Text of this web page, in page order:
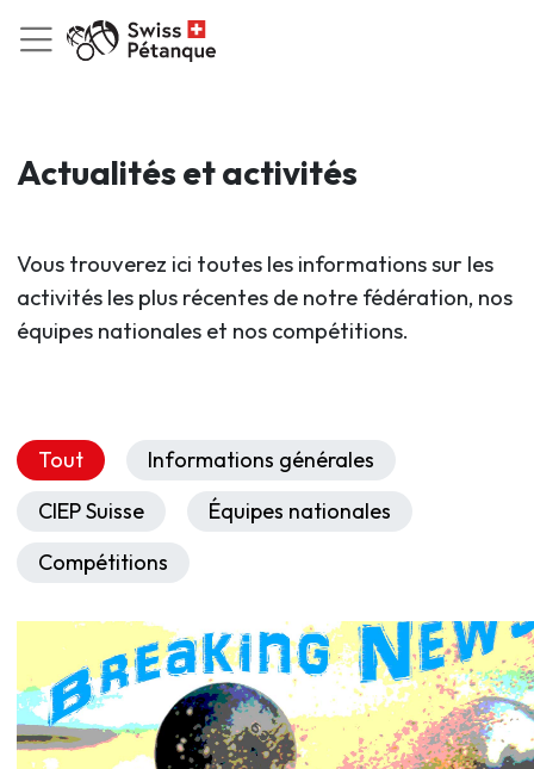
Actualités et activités
Vous trouverez ici toutes les informations sur les
activités les plus récentes de notre fédération, nos
équipes nationales et nos compétitions.
Tout
Informations générales
CIEP Suisse
Équipes nationales
Compétitions